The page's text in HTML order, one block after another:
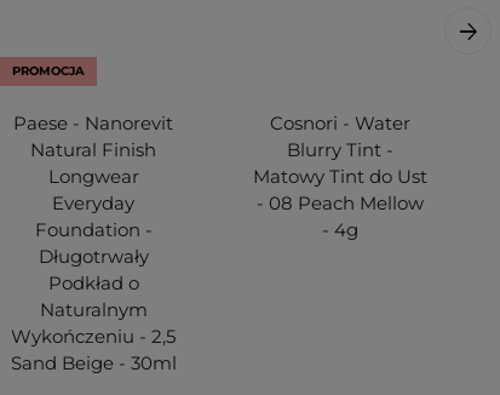
PROMOCJA
Paese - Nanorevit
Natural Finish
Longwear
Everyday
Foundation -
Długotrwały
Podkład o
Naturalnym
Wykończeniu - 2,5
Sand Beige - 30ml
Cosnori - Water
Blurry Tint -
Matowy Tint do Ust
- 08 Peach Mellow
- 4g